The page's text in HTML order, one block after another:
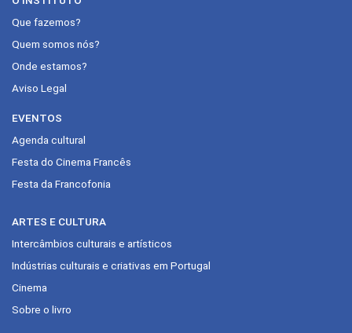
Que fazemos?
Quem somos nós?
Onde estamos?
Aviso Legal
EVENTOS
Agenda cultural
Festa do Cinema Francês
Festa da Francofonia
ARTES E CULTURA
Intercâmbios culturais e artísticos
Indústrias culturais e criativas em Portugal
Cinema
Sobre o livro